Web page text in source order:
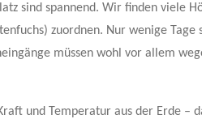
sind spannend. Wir finden viele
zuordnen. Nur wenige
müssen wohl vor allem
und Temperatur aus der Erde –